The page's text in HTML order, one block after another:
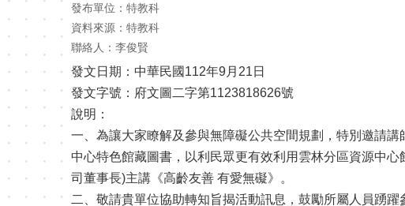
發布單位：特教科
資料來源：特教科
聯絡人：李俊賢
發文日期：中華民國112年9月21日
發文字號：府文圖二字第1123818626號
說明：
一、為讓大家瞭解及參與無障礙公共空間規劃，特別邀請
中心特色館藏圖書，以利民眾更有效利用雲林分區資源中
司董事長)主講《高齡友善 有愛無礙》。
二、敬請貴單位協助轉知旨揭活動訊息，鼓勵所屬人員踴